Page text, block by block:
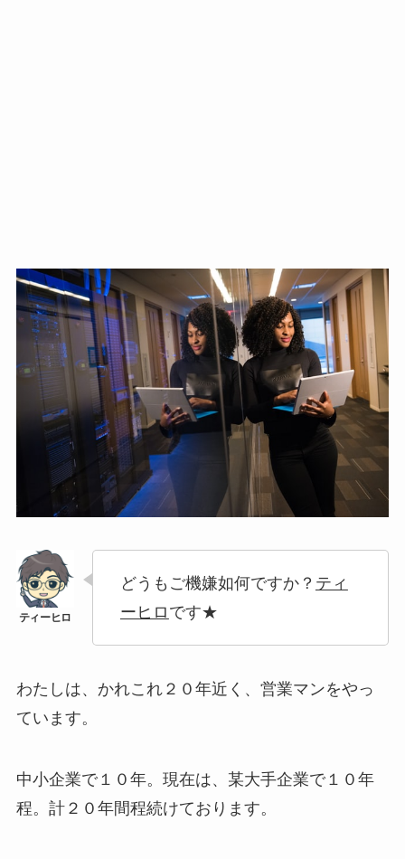
どうもご機嫌如何ですか？ ティ
ーヒロ です★
わたしは、かれこれ２０年近く、営業マンをやっ
ています。
中小企業で１０年。現在は、某大手企業で１０年
程。計２０年間程続けております。